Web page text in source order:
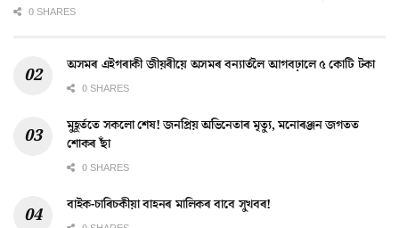
0 SHARES
অসমৰ এইগৰাকী জীয়ৰীয়ে অসমৰ বন্যাৰ্তলৈ আগবঢ়ালে ৫ কোটি টকা
0 SHARES
মুহূৰ্ততে সকলো শেষ! জনপ্ৰিয় অভিনেতাৰ মৃত্যু, মনোৰঞ্জন জগতত
শোকৰ ছাঁ
0 SHARES
বাইক-চাৰিচকীয়া বাহনৰ মালিকৰ বাবে সুখবৰ!